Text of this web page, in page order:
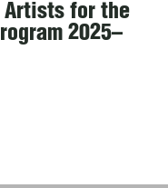
Artists for the
2025–